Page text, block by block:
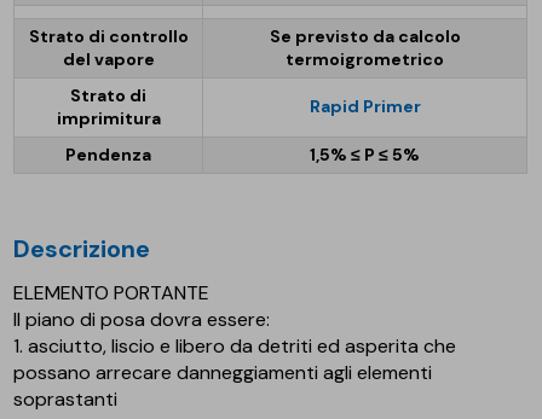
Strato di controllo
del vapore
Se previsto da calcolo
termoigrometrico
Strato di
imprimitura
Rapid Primer
Pendenza 1,5% ≤ P ≤ 5%
descrizione
ELEMENTO PORTANTE
Il piano di posa dovra essere:
1. asciutto, liscio e libero da detriti ed asperita che
possano arrecare danneggiamenti agli elementi
soprastanti